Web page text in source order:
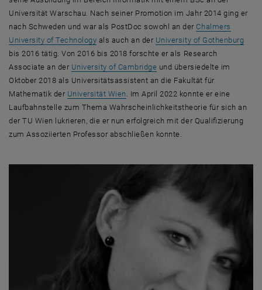
Universität Warschau. Nach seiner Promotion im Jahr 2014 ging er
nach Schweden und war als PostDoc sowohl an der Chalmers
University of Technology, öffnet eine externe URL in einem neuen
als auch an der University ofGothenburg,
bis 2016 tätig. Von 2016 bis 2018 forschte er als Research
Associate an der University of Cambridge, öffnet eine externe URL in
und übersiedelte im
Oktober 2018 als Universitätsassistent an die Fakultät für
Mathematik der Universität Wien , öffnet eine externe URL in einem
. Im April 2022 konnte er eine
Laufbahnstelle zum Thema Wahrscheinlichkeitstheorie für sich an
der TU Wien lukrieren, die er nun erfolgreich mit der Qualifizierung
zum Assoziierten Professor abschließen konnte.